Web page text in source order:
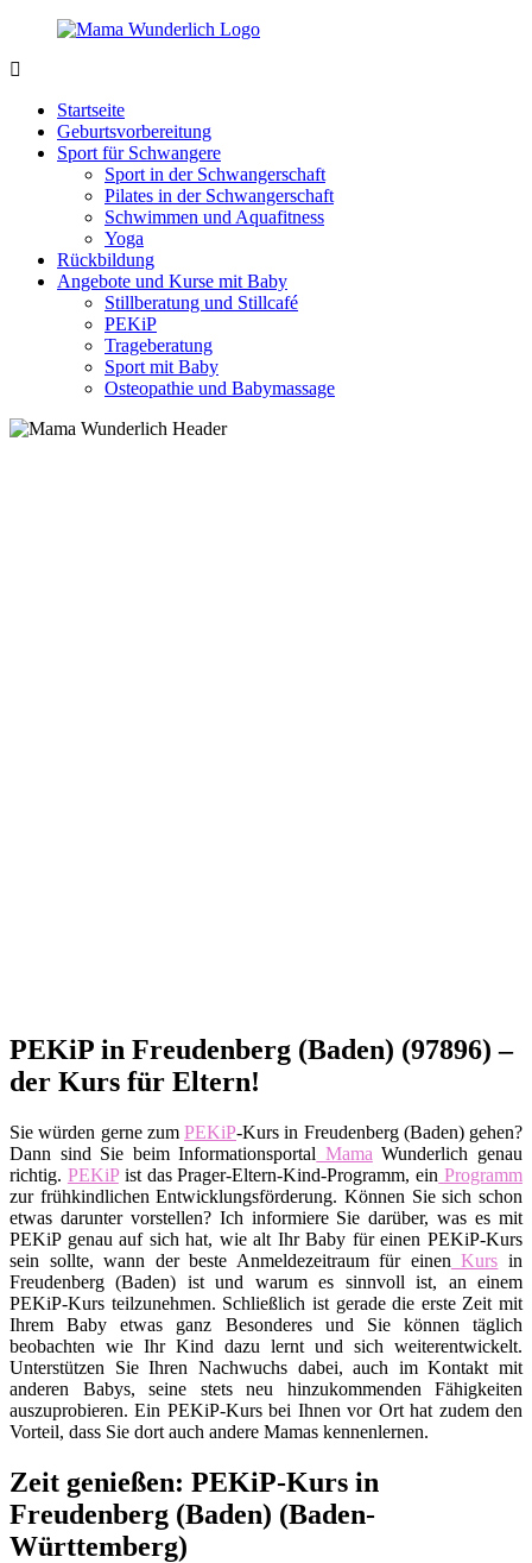
Zurück
Inhalt
sein
wunderbar!
Startseite
Geburtsvorbereitung
Sport für Schwangere
Sport in der Schwangerschaft
Pilates in der Schwangerschaft
Schwimmen und Aquafitness
Yoga
Rückbildung
Angebote und Kurse mit Baby
Stillberatung und Stillcafé
PEKiP
Trageberatung
Sport mit Baby
Osteopathie und Babymassage
PEKiP in Freudenberg (Baden) (97896) –
der Kurs für Eltern!
Sie würden gerne zum PEKiP-Kurs in Freudenberg (Baden) gehen?
Dann sind Sie beim Informationsportal Mama Wunderlich genau
richtig. PEKiPist das Prager-Eltern-Kind-Programm, ein Programm
zur frühkindlichen Entwicklungsförderung. Können Sie sich schon
etwas darunter vorstellen? Ich informiere Sie darüber, was es mit
PEKiP genau auf sich hat, wie alt Ihr Baby für einen PEKiP-Kurs
sein sollte, wann der beste Anmeldezeitraum für einen Kurs in
Freudenberg (Baden) ist und warum es sinnvoll ist, an einem
PEKiP-Kurs teilzunehmen. Schließlich ist gerade die erste Zeit mit
Ihrem Baby etwas ganz Besonderes und Sie können täglich
beobachten wie Ihr Kind dazu lernt und sich weiterentwickelt.
Unterstützen Sie Ihren Nachwuchs dabei, auch im Kontakt mit
anderen Babys, seine stets neu hinzukommenden Fähigkeiten
auszuprobieren. Ein PEKiP-Kurs bei Ihnen vor Ort hat zudem den
Vorteil, dass Sie dort auch andere Mamas kennenlernen.
Zeit genießen: PEKiP-Kurs in
Freudenberg (Baden) (Baden-
Württemberg)